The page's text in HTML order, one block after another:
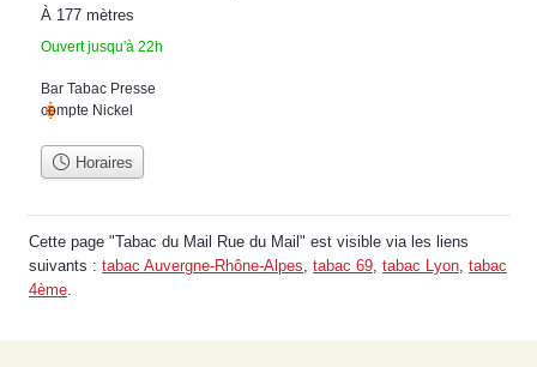
À 177 mètres
Ouvert jusqu'à 22h
Bar Tabac Presse
compte Nickel
Horaires
Cette page "Tabac du Mail Rue du Mail" est visible via les liens
suivants : tabac Auvergne-Rhône-Alpes, tabac 69, tabac Lyon, tabac
4ème.